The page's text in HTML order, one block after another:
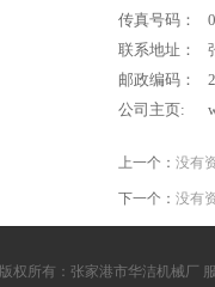
传真号码：
联系地址：
邮政编码：
公司主页:
上一个： 没有
下一个： 没有
版权所有：张家港市华洁机械厂